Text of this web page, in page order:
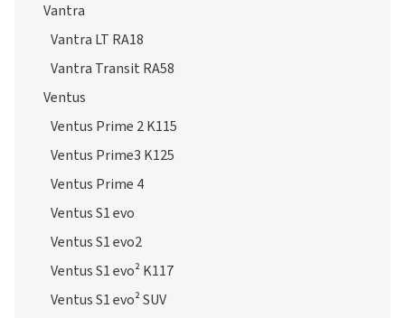
Vantra
Vantra LT RA18
Vantra Transit RA58
Ventus
Ventus Prime 2 K115
Ventus Prime3 K125
Ventus Prime 4
Ventus S1 evo
Ventus S1 evo2
Ventus S1 evo² K117
Ventus S1 evo² SUV